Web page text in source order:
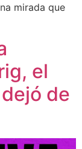
mirada que
el
de